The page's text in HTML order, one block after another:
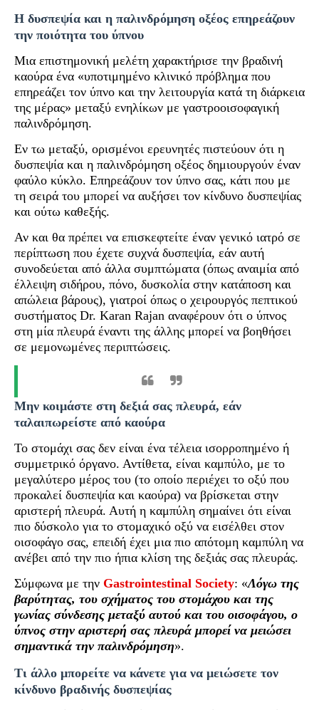
Η δυσπεψία και η παλινδρόμηση οξέος επηρεάζουν
την ποιότητα του ύπνου
Μια επιστημονική μελέτη χαρακτήρισε την βραδινή
καούρα ένα «υποτιμημένο κλινικό πρόβλημα που
επηρεάζει τον ύπνο και την λειτουργία κατά τη διάρκεια
της μέρας» μεταξύ ενηλίκων με γαστροοισοφαγική
παλινδρόμηση.
Εν τω μεταξύ, ορισμένοι ερευνητές πιστεύουν ότι η
δυσπεψία και η παλινδρόμηση οξέος δημιουργούν έναν
φαύλο κύκλο. Επηρεάζουν τον ύπνο σας, κάτι που με
τη σειρά του μπορεί να αυξήσει τον κίνδυνο δυσπεψίας
και ούτω καθεξής.
Αν και θα πρέπει να επισκεφτείτε έναν γενικό ιατρό σε
περίπτωση που έχετε συχνά δυσπεψία, εάν αυτή
συνοδεύεται από άλλα συμπτώματα (όπως αναιμία από
έλλειψη σιδήρου, πόνο, δυσκολία στην κατάποση και
απώλεια βάρους), γιατροί όπως ο χειρουργός πεπτικού
συστήματος Dr. Karan Rajan αναφέρουν ότι ο ύπνος
στη μία πλευρά έναντι της άλλης μπορεί να βοηθήσει
σε μεμονωμένες περιπτώσεις.
Μην κοιμάστε στη δεξιά σας πλευρά, εάν
ταλαιπωρείστε από καούρα
Το στομάχι σας δεν είναι ένα τέλεια ισορροπημένο ή
συμμετρικό όργανο. Αντίθετα, είναι καμπύλο, με το
μεγαλύτερο μέρος του (το οποίο περιέχει το οξύ που
προκαλεί δυσπεψία και καούρα) να βρίσκεται στην
αριστερή πλευρά. Αυτή η καμπύλη σημαίνει ότι είναι
πιο δύσκολο για το στομαχικό οξύ να εισέλθει στον
οισοφάγο σας, επειδή έχει μια πιο απότομη καμπύλη να
ανέβει από την πιο ήπια κλίση της δεξιάς σας πλευράς.
Σύμφωνα με την Gastrointestinal Society: «Λόγω της
βαρύτητας, του σχήματος του στομάχου και της
γωνίας σύνδεσης μεταξύ αυτού και του οισοφάγου, ο
ύπνος στην αριστερή σας πλευρά μπορεί να μειώσει
σημαντικά την παλινδρόμηση».
Τι άλλο μπορείτε να κάνετε για να μειώσετε τον
κίνδυνο βραδινής δυσπεψίας